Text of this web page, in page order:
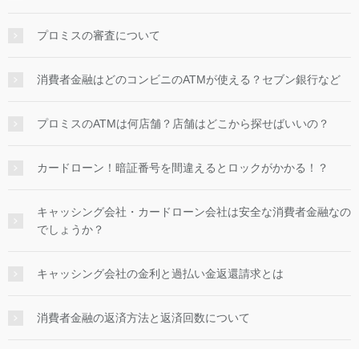
プロミスの審査について
消費者金融はどのコンビニのATMが使える？セブン銀行など
プロミスのATMは何店舗？店舗はどこから探せばいいの？
カードローン！暗証番号を間違えるとロックがかかる！？
キャッシング会社・カードローン会社は安全な消費者金融なの
でしょうか？
キャッシング会社の金利と過払い金返還請求とは
消費者金融の返済方法と返済回数について